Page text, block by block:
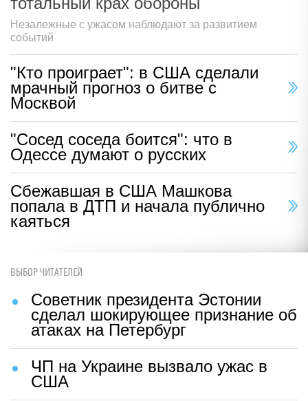
Незалежные с ужасом наблюдают за развитием
событий
"Кто проиграет": в США сделали
мрачный прогноз о битве с
Москвой
"Сосед соседа боится": что в
Одессе думают о русских
Сбежавшая в США Машкова
попала в ДТП и начала публично
каяться
ВЫБОР ЧИТАТЕЛЕЙ
Советник президента Эстонии
сделал шокирующее признание об
атаках на Петербург
ЧП на Украине вызвало ужас в
США